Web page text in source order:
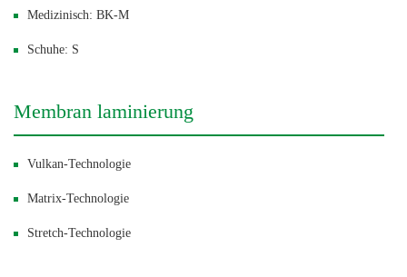
Medizinisch: BK-M
Schuhe: S
Membran laminierung
Vulkan-Technologie
Matrix-Technologie
Stretch-Technologie